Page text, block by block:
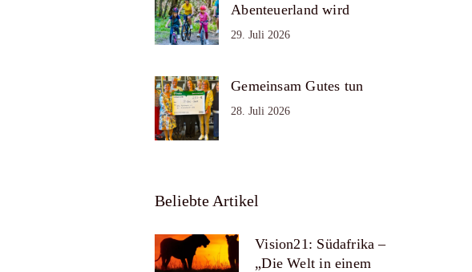
Abenteuerland wird
29. Juli 2026
Gemeinsam Gutes tun
28. Juli 2026
Beliebte Artikel
Vision21: Südafrika –
„Die Welt in einem